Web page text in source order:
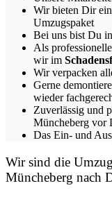
Wir bieten Dir
Umzugspaket
Bei uns bist Du
Als
wir im
Wir verpacken
Gerne
wieder
Zuverlässig und
Müncheberg vor
Das Ein- und
Wir sind die
Müncheberg nach